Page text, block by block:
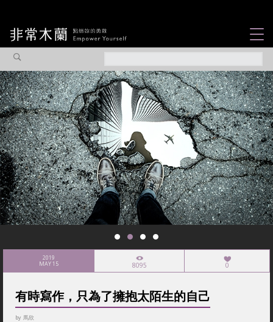
觀點專欄
焦點企劃
社會企業
認識我們
2019
MAY 15 8095 0
有時寫作，只為了擁抱太陌生的自己
by 馬欣